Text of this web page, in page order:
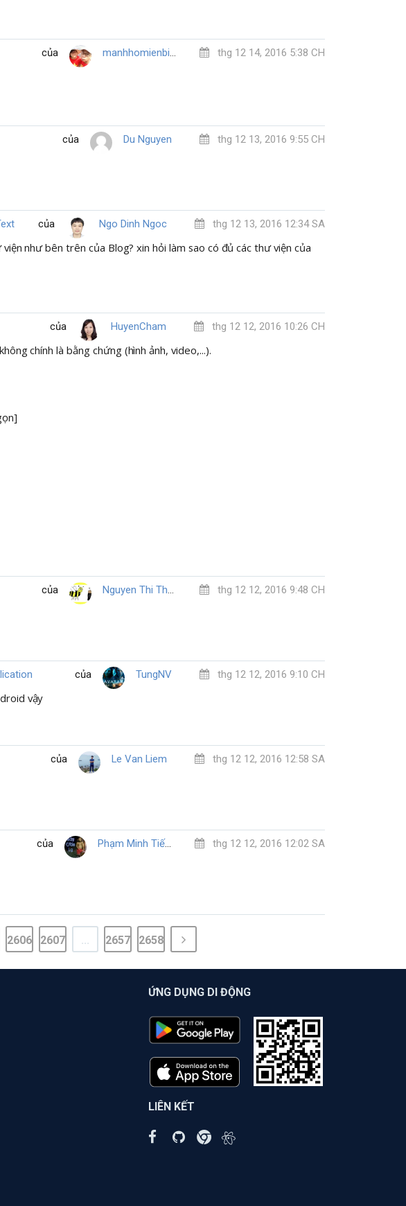
của manhhomienbienthuy thg 12 14, 2016 5:38 CH
của Du Nguyen thg 12 13, 2016 9:55 CH
của Ngo Dinh Ngoc thg 12 13, 2016 12:34 SA
như bên trên của Blog? xin hỏi làm sao có đủ các thư viện của
của HuyenCham thg 12 12, 2016 10:26 CH
chính là bằng chứng (hình ảnh, video,...).
lần)
của Nguyen Thi Thu Ha thg 12 12, 2016 9:48 CH
của TungNV thg 12 12, 2016 9:10 CH
vậy
của Le Van Liem thg 12 12, 2016 12:58 SA
của Phạm Minh Tiến thg 12 12, 2016 12:02 SA
2606 2607 ... 2657 2658
ỨNG DỤNG DI ĐỘNG
LIÊN KẾT